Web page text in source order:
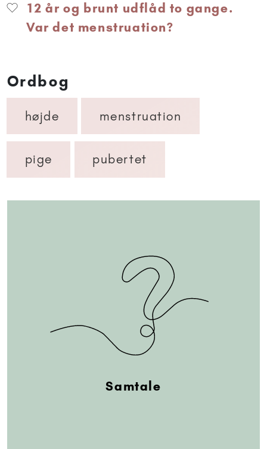
12 år og brunt udflåd to gange.
Var det menstruation?
Ordbog
højde menstruation
pige pubertet
Samtale